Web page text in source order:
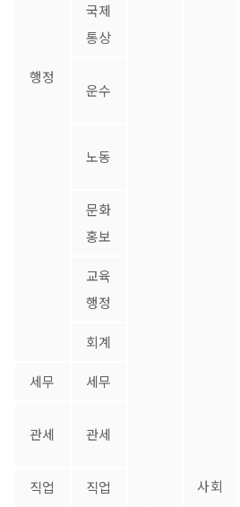
행정
사회
국제
통상
운수
노동
문화
홍보
교육
행정
회계
세무 세무
관세 관세
직업
직업